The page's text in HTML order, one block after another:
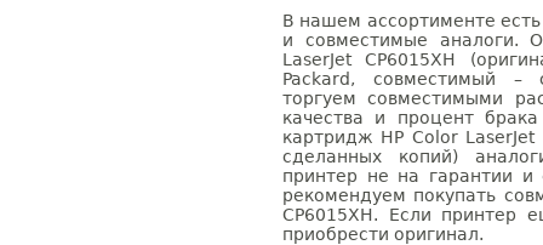
В нашем ассортименте
и совместимые аналоги.
LaserJet CP6015XH
Packard, совместимый –
торгуем совместимыми
качества и процент
картридж HP Color LaserJet
сделанных копий)
принтер не на гарантии
рекомендуем покупать
CP6015XH. Если принтер
приобрести оригинал.